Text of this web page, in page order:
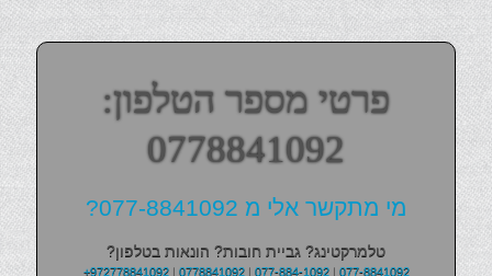
פרטי מספר הטלפון:
0778841092
מי מתקשר אלי מ 077-8841092?
טלמרקטינג? גביית חובות? הונאות בטלפון?
+972778841092| 0778841092| 077-884-1092| 077-8841092